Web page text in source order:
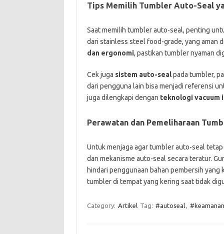
Tips Memilih Tumbler Auto-Seal
Saat memilih tumbler auto-seal, penting
dari stainless steel food-grade, yang aman
dan ergonomi, pastikan tumbler nyaman
Cek juga sistem auto-sealpada tumbler,
dari pengguna lain bisa menjadi referensi
juga dilengkapi dengan teknologi vacuum
Perawatan dan Pemeliharaan
Untuk menjaga agar tumbler auto-seal
dan mekanisme auto-seal secara teratur.
hindari penggunaan bahan pembersih yang
tumbler di tempat yang kering saat tidak
Category: Artikel Tag: #autoseal,